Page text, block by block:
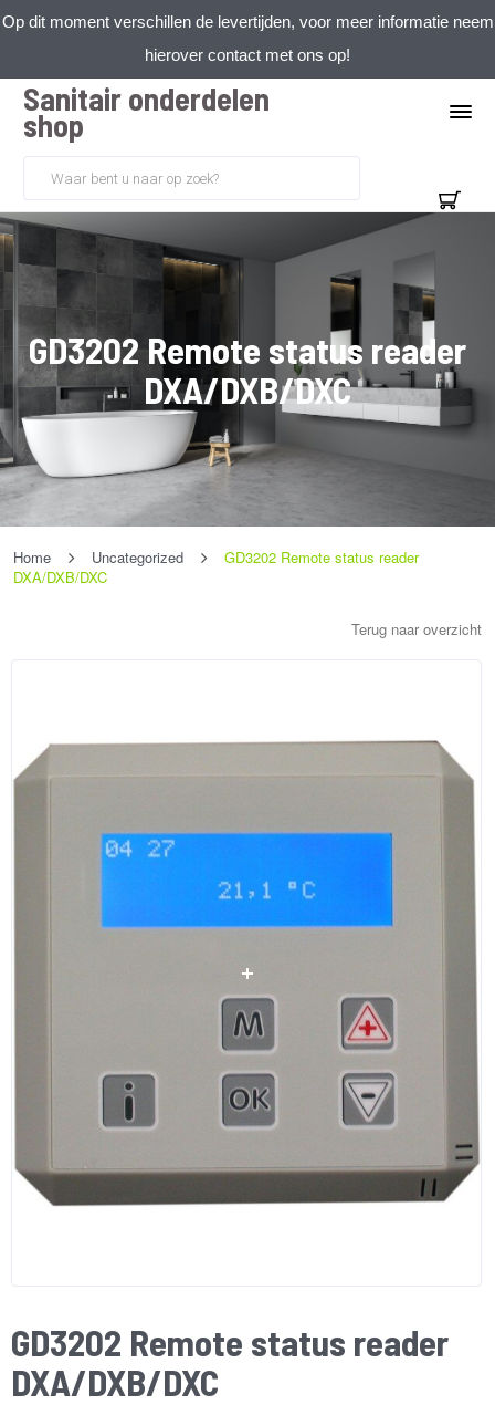
Op dit moment verschillen de levertijden, voor meer informatie neem
hierover contact met ons op!
Sanitair onderdelen
shop
GD3202 Remote status reader
DXA/DXB/DXC
Home Uncategorized
GD3202 Remote status reader
DXA/DXB/DXC
Terug naar overzicht
GD3202 Remote status reader
DXA/DXB/DXC